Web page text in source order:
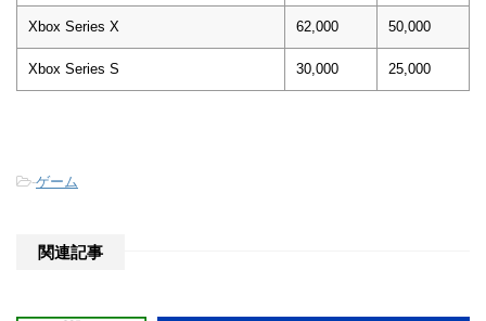
Xbox Series X 62,000 50,000
Xbox Series S 30,000 25,000
-ゲーム
関連記事